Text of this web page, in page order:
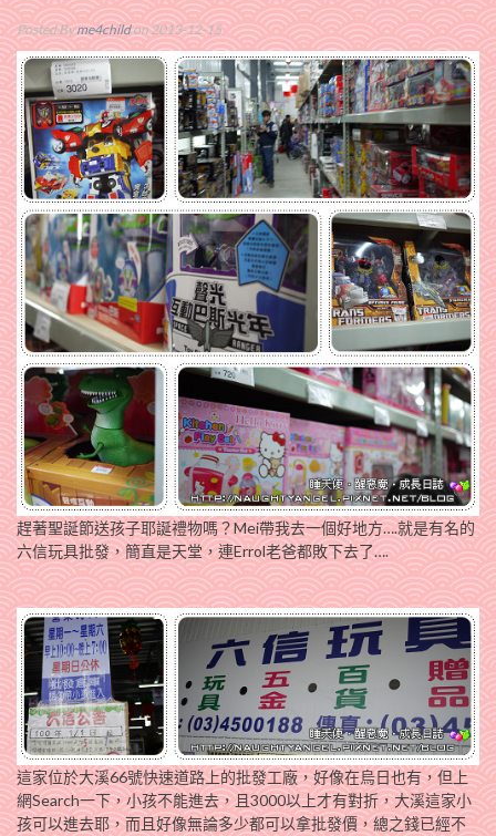
Posted Byme4childon 2013-12-15
趕著聖誕節送孩子耶誕禮物嗎？Mei帶我去一個好地方….就是有名的
六信玩具批發，簡直是天堂，連Errol老爸都敗下去了….
這家位於大溪66號快速道路上的批發工廠，好像在烏日也有，但上
網Search一下，小孩不能進去，且3000以上才有對折，大溪這家小
孩可以進去耶，而且好像無論多少都可以拿批發價，總之錢已經不